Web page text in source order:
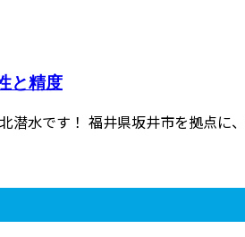
と精度
潜水です！ 福井県坂井市を拠点